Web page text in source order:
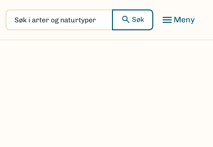
Søk
i
arter
Søk